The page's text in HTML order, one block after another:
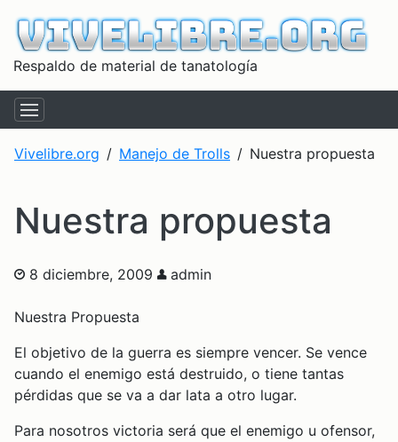
Respaldo de material de tanatología
Vivelibre.org Manejo de Trolls Nuestra propuesta
Nuestra propuesta
8 diciembre, 2009 admin
Nuestra Propuesta
El objetivo de la guerra es siempre vencer. Se vence
cuando el enemigo está destruido, o tiene tantas
pérdidas que se va a dar lata a otro lugar.
Para nosotros victoria será que el enemigo u ofensor,